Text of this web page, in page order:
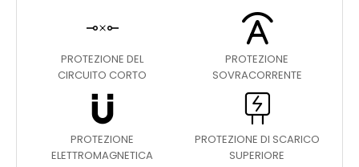
PROTEZIONE DEL
CIRCUITO CORTO
PROTEZIONE
SOVRACORRENTE
PROTEZIONE
ELETTROMAGNETICA
PROTEZIONE DI SCARICO
SUPERIORE